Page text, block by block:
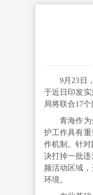
9月23日
于近日印发
局将联合17
青海作
护工作具有
作机制。针对
决打掉一批
频活动区域
环境。